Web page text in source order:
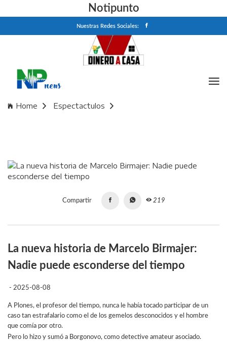
Notipunto
Nuestras Redes Sociales:
Home
Espectactulos
Compartir 219
La nueva historia de Marcelo Birmajer:
Nadie puede esconderse del tiempo
- 2025-08-08
A Plones, el profesor del tiempo, nunca le había tocado participar de un
caso tan estrafalario como el de los gemelos desconocidos y el hombre
que comía por otro.
Pero lo hizo y sumó a Borgonovo, como detective amateur asociado.